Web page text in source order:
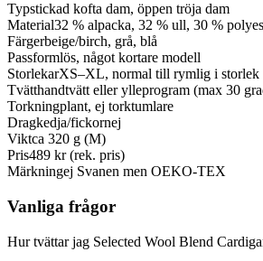
Typstickad kofta dam, öppen tröja dam
Material32 % alpacka, 32 % ull, 30 %
Färgerbeige/birch, grå, blå
Passformlös, något kortare modell
StorlekarXS–XL, normal till rymlig i storlek
Tvätthandtvätt eller ylleprogram (max 30
Torkningplant, ej torktumlare
Dragkedja/fickornej
Viktca 320 g (M)
Pris489 kr (rek. pris)
Märkningej Svanen men OEKO-TEX
Vanliga frågor
Hur tvättar jag Selected Wool Blend